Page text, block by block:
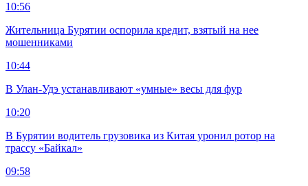
10:56
Жительница Бурятии оспорила кредит, взятый на нее
мошенниками
10:44
В Улан-Удэ устанавливают «умные» весы для фур
10:20
В Бурятии водитель грузовика из Китая уронил ротор на
трассу «Байкал»
09:58